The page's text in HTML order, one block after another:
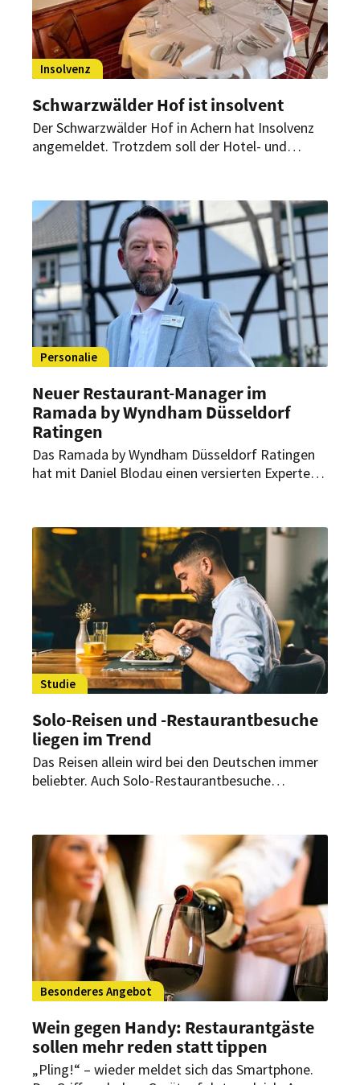
Insolvenz
Schwarzwälder Hof ist insolvent
Der Schwarzwälder Hof in Achern hat Insolvenz
angemeldet. Trotzdem soll der Hotel- und
geplant stattfinden.
Personalie
Neuer Restaurant-Manager im
Ramada by Wyndham Düsseldorf
Ratingen
Das Ramada by Wyndham Düsseldorf Ratingen
hat mit Daniel Blodau einen versierten Experten
Studie
Solo-Reisen und -Restaurantbesuche
liegen im Trend
Das Reisen allein wird bei den Deutschen immer
beliebter. Auch Solo-Restaurantbesuche
Besonderes Angebot
Wein gegen Handy: Restaurantgäste
sollen mehr reden statt tippen
„Pling!“ – wieder meldet sich das Smartphone.